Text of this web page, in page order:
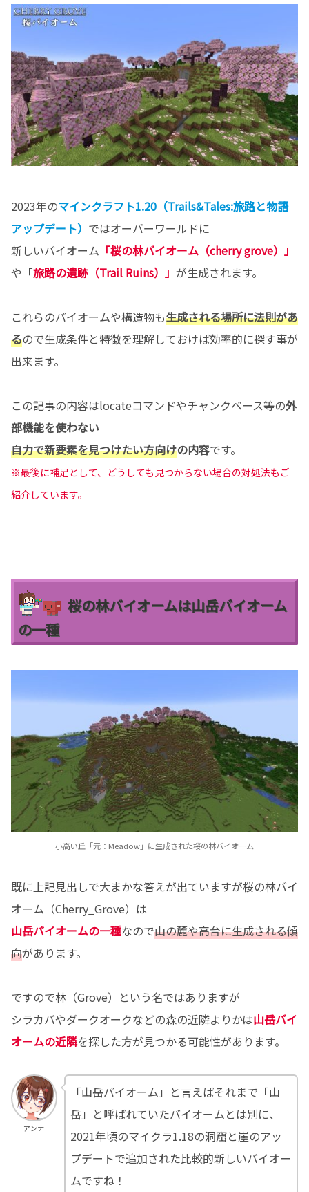
2023年のマインクラフト1.20（Trails&Tales:旅路と物語
アップデート） ではオーバーワールドに
新しいバイオーム 「桜の林バイオーム（cherry grove）」
や「旅路の遺跡（Trail Ruins）」 が生成されます。
これらのバイオームや構造物も生成される場所に法則があ
るので生成条件と特徴を理解しておけば効率的に探す事が
出来ます。
この記事の内容はlocateコマンドやチャンクベース等の外
部機能を使わない
自力で新要素を見つけたい方向けの内容です。
※最後に補足として、 どうしても見つからない場合の対処法もご
紹介しています。
桜の林バイオームは山岳バイオーム
の一種
小高い丘「元：Meadow」に生成された桜の林バイオーム
既に上記見出しで大まかな答えが出ていますが桜の林バイ
オーム（Cherry_Grove）は
山岳バイオームの一種なので山の麓や高台に生成される傾
向があります。
ですので林（Grove）という名ではありますが
シラカバやダークオークなどの森の近隣よりかは山岳バイ
オームの近隣を探した方が見つかる可能性があります。
アンナ
「山岳バイオーム」と言えばそれまで「山
岳」と呼ばれていたバイオームとは別に、
2021年頃のマイクラ1.18の洞窟と崖のアッ
プデートで追加された比較的新しいバイオー
ムですね！